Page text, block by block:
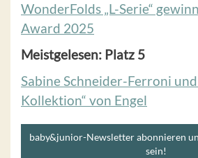
WonderFolds „L-Serie“
Award 2025
Meistgelesen: Platz 5
Sabine Schneider-Ferroni
Kollektion“ von Engel
baby&junior-Newsletter abonnieren
sein!